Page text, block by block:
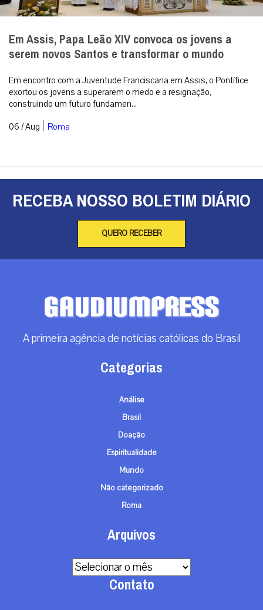
Em Assis, Papa Leão XIV convoca os jovens a
serem novos Santos e transformar o mundo
Em encontro com a Juventude Franciscana em Assis, o Pontífice
exortou os jovens a superarem o medo e a resignação,
construindo um futuro fundamen...
06 / Aug | Roma
RECEBA NOSSO BOLETIM DIÁRIO
QUERO RECEBER
A primeira agência de notícias católicas do Brasil
Categorias
Análise
Brasil
Doação
Espiritualidade
Mundo
Não categorizado
Roma
Arquivos
Arquivos
Contato